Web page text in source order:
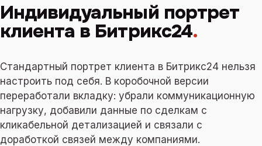
Индивидуальный портрет
клиента в Битрикс24.
Стандартный портрет клиента в Битрикс24 нельзя
настроить под себя. В коробочной версии
переработали вкладку: убрали коммуникационную
нагрузку, добавили данные по сделкам с
кликабельной детализацией и связали с
доработкой связей между компаниями.